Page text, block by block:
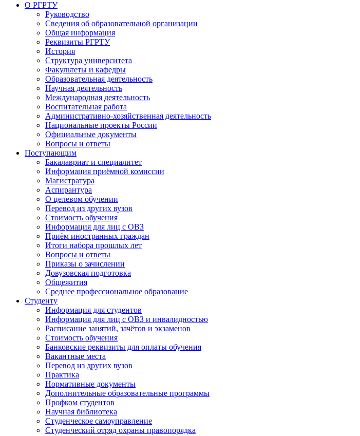
О РГРТУ
Руководство
Сведения об образовательной организации
Общая информация
Реквизиты РГРТУ
История
Структура университета
Факультеты и кафедры
Образовательная деятельность
Научная деятельность
Международная деятельность
Воспитательная работа
Административно-хозяйственная деятельность
Национальные проекты России
Официальные документы
Вопросы и ответы
Поступающим
Бакалавриат и специалитет
Информация приёмной комиссии
Магистратура
Аспирантура
О целевом обучении
Перевод из других вузов
Стоимость обучения
Информация для лиц с ОВЗ
Приём иностранных граждан
Итоги набора прошлых лет
Вопросы и ответы
Приказы о зачислении
Довузовская подготовка
Общежития
Среднее профессиональное образование
Студенту
Информация для студентов
Информация для лиц с ОВЗ и инвалидностью
Расписание занятий, зачётов и экзаменов
Стоимость обучения
Банковские реквизиты для оплаты обучения
Вакантные места
Перевод из других вузов
Практика
Нормативные документы
Дополнительные образовательные программы
Профком студентов
Научная библиотека
Студенческое самоуправление
Студенческий отряд охраны правопорядка